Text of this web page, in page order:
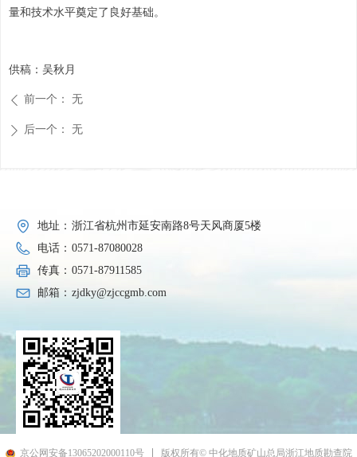
量和技术水平奠定了良好基础。
供稿：吴秋月
ꄴ 前一个： 无
ꄲ 后一个： 无
地址： 浙江省杭州市延安南路8号天风商厦5楼
电话： 0571-87080028
传真： 0571-87911585
邮箱： zjdky@zjccgmb.com
京公网安备13065202000110号 版权所有© 中化地质矿山总局浙江地质勘查院